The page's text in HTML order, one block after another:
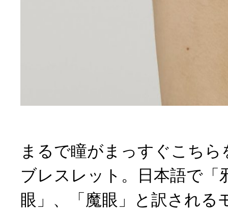
まるで瞳がまっすぐこち
ブレスレット。日本語で「
眼」、「魔眼」と訳される